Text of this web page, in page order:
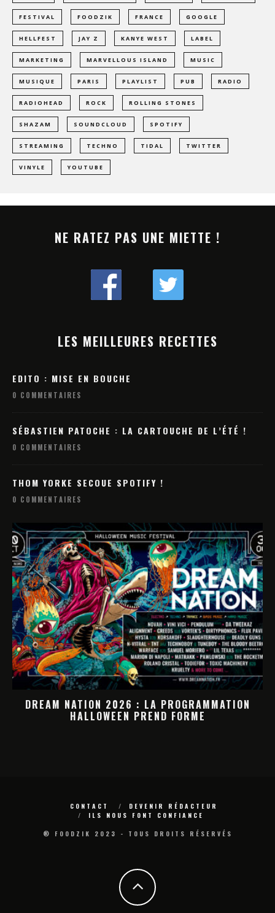
FESTIVAL FOODZIK FRANCE GOOGLE
HELLFEST JAY Z KANYE WEST LABEL
MARKETING MARVELLOUS ISLAND MUSIC
MUSIQUE PARIS PLAYLIST PUB RADIO
RADIOHEAD ROCK ROLLING STONES
SHAZAM SOUNDCLOUD SPOTIFY
STREAMING TECHNO TIDAL TWITTER
VINYLE YOUTUBE
NE RATEZ PAS UNE MIETTE !
LES MEILLEURES RECETTES
EDITO : MISE EN BOUCHE
0 COMMENTAIRES
SÉBASTIEN PATOCHE : LA CARTOUCHE DE L’ÉTÉ !
0 COMMENTAIRES
THOM YORKE SECOUE SPOTIFY !
0 COMMENTAIRES
DREAM NATION 2026 : LA PROGRAMMATION
HALLOWEEN PREND FORME
CONTACT
DEVENIR RÉDACTEUR
ILS NOUS FONT CONFIANCE
® FOODZIK 2023 - TOUS DROITS RÉSERVÉS